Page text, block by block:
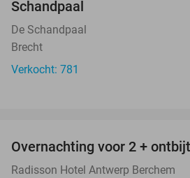
Schandpaal
De Schandpaal
Brecht
Verkocht: 781
Overnachting voor 2 +
Radisson Hotel Antwerp Berchem